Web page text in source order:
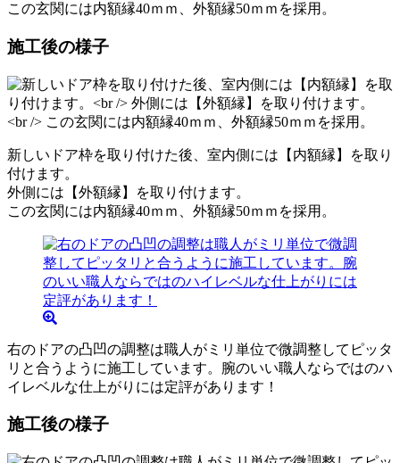
この玄関には内額縁40ｍｍ、外額縁50ｍｍを採用。
施工後の様子
新しいドア枠を取り付けた後、室内側には【内額縁】を取り
付けます。
外側には【外額縁】を取り付けます。
この玄関には内額縁40ｍｍ、外額縁50ｍｍを採用。
右のドアの凸凹の調整は職人がミリ単位で微調整してピッタ
リと合うように施工しています。腕のいい職人ならではのハ
イレベルな仕上がりには定評があります！
施工後の様子